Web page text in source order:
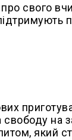
свого
свободу на
який